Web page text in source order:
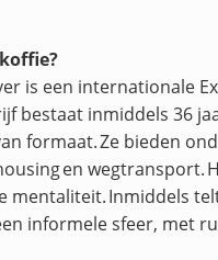
is een internationale
bestaat inmiddels 36
formaat. Ze bieden
en
mentaliteit. Inmiddels
informele sfeer, met